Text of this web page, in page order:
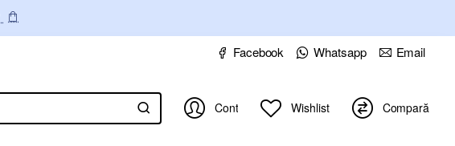
Facebook Whatsapp Email
Cont Wishlist Compară